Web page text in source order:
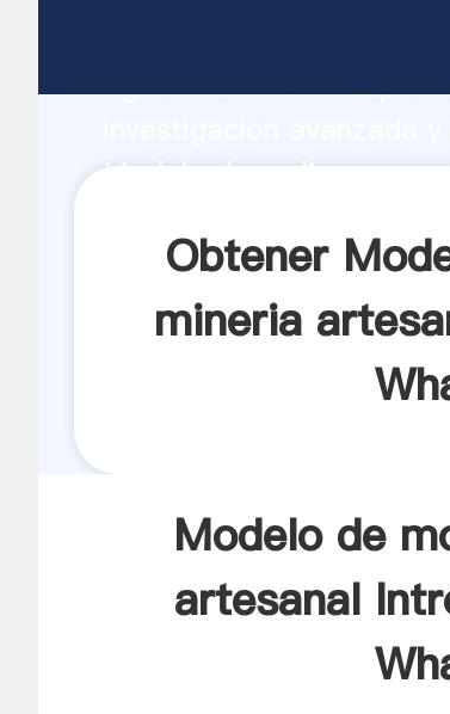
Agarrando fuerte
Modelo de molino para
Obtener
mineria
Modelo de
artesanal